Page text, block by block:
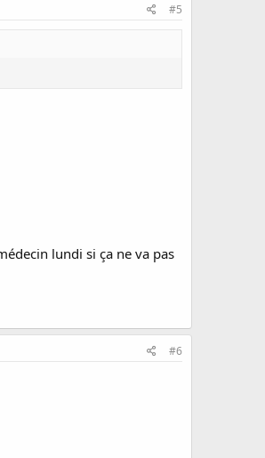
#5
lundi si ça ne va pas
#6